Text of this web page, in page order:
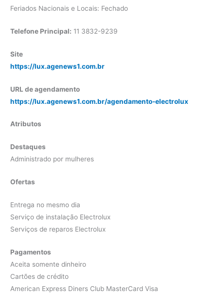
Feriados Nacionais e Locais: Fechado
Telefone Principal: 11 3832-9239
Site
https://lux.agenews1.com.br
URL de agendamento
https://lux.agenews1.com.br/agendamento-electrolux
Atributos
Destaques
Administrado por mulheres
Ofertas
Entrega no mesmo dia
Serviço de instalação Electrolux
Serviços de reparos Electrolux
Pagamentos
Aceita somente dinheiro
Cartões de crédito
American Express Diners Club MasterCard Visa